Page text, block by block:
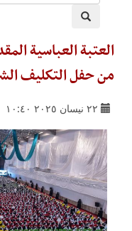
العتبة العباسية
من حفل التكليف
٢٢ نيسان ٢٠٢٥ ١٠:٤٠